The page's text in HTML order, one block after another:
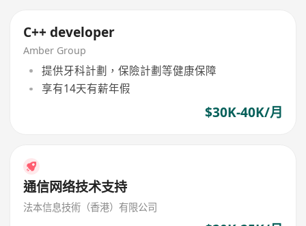
C++ developer
Amber Group
提供牙科計劃，保險計劃等健康保障
享有14天有薪年假
$30K-40K/月
通信网络技术支持
法本信息技術（香港）有限公司